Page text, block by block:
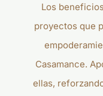
Los
proyectos que
Casamance.
ellas,